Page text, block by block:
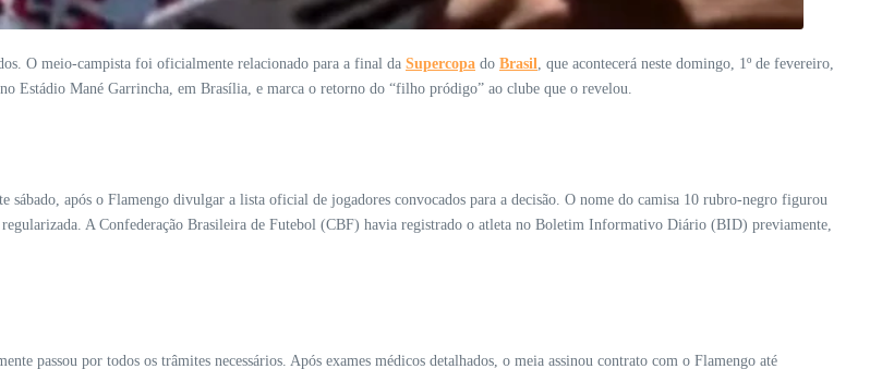
O meio-campista foi oficialmente relacionado para a final da Supercopa do Brasil, que acontecerá neste domingo, 1º de fevereiro,
Estádio Mané Garrincha, em Brasília, e marca o retorno do “filho pródigo” ao clube que o revelou.
após o Flamengo divulgar a lista oficial de jogadores convocados para a decisão. O nome do camisa 10 rubro-negro figurou
A Confederação Brasileira de Futebol (CBF) havia registrado o atleta no Boletim Informativo Diário (BID) previamente,
passou por todos os trâmites necessários. Após exames médicos detalhados, o meia assinou contrato com o Flamengo até